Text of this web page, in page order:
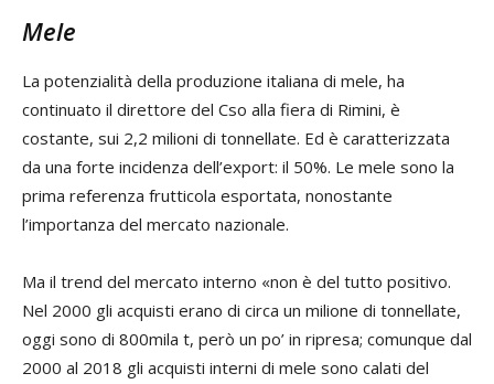
Mele
La potenzialità della produzione italiana di mele, ha
continuato il direttore del Cso alla fiera di Rimini, è
costante, sui 2,2 milioni di tonnellate. Ed è caratterizzata
da una forte incidenza dell’export: il 50%. Le mele sono la
prima referenza frutticola esportata, nonostante
l’importanza del mercato nazionale.
Ma il trend del mercato interno «non è del tutto positivo.
Nel 2000 gli acquisti erano di circa un milione di tonnellate,
oggi sono di 800mila t, però un po’ in ripresa; comunque dal
2000 al 2018 gli acquisti interni di mele sono calati del